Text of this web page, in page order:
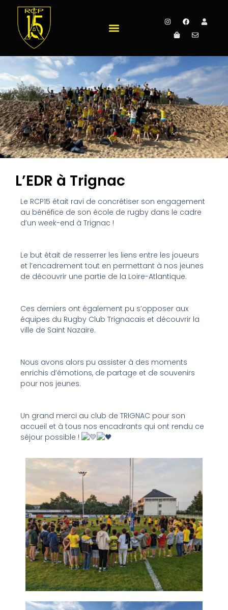
L’EDR à Trignac
Le RCP15 était ravi de concrétiser son engagement
au bénéfice de son école de rugby dans le cadre
d’un week-end à Trignac !
Le but était de resserrer les liens entre les joueurs
et l’encadrement tout en permettant à nos jeunes
de découvrir une partie de la Loire-Atlantique.
Ces derniers ont également pu s’opposer aux
équipes du Rugby Club Trignacais et découvrir la
ville de Saint Nazaire.
Nous avons alors pu assister à des moments
enrichis d’émotions, de partage et de souvenirs
pour nos jeunes.
Un grand merci au club de TRIGNAC pour son
accueil et à tous nos encadrants qui ont rendu ce
séjour possible !